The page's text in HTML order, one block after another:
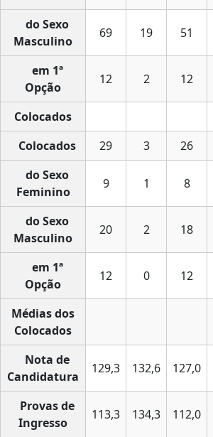
do Sexo
Masculino
69 19 51
em 1ª
Opção
12 2 12
Colocados
Colocados
29 3 26
do Sexo
Feminino
9 1 8
do Sexo
Masculino
20 2 18
em 1ª
Opção
12 0 12
Médias dos
Colocados
Nota de
Candidatura
129,3 132,6 127,0
Provas de
Ingresso
113,3 134,3 112,0